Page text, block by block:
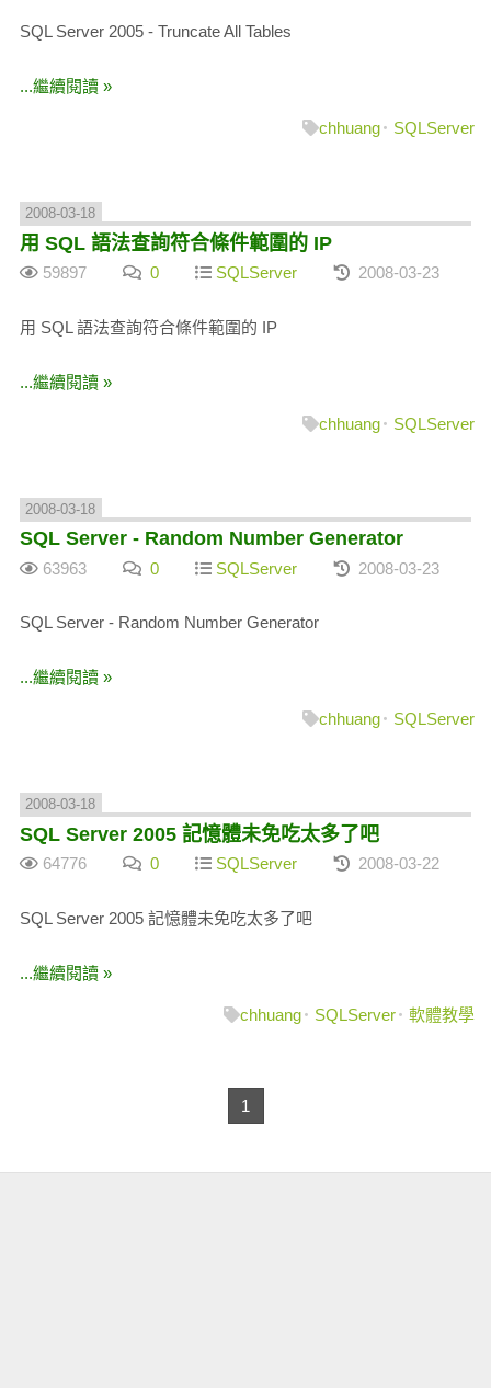
SQL Server 2005 - Truncate All Tables
...繼續閱讀 »
chhuang SQLServer
2008-03-18
用 SQL 語法查詢符合條件範圍的 IP
59897 0 SQLServer 2008-03-23
用 SQL 語法查詢符合條件範圍的 IP
...繼續閱讀 »
chhuang SQLServer
2008-03-18
SQL Server - Random Number Generator
63963 0 SQLServer 2008-03-23
SQL Server - Random Number Generator
...繼續閱讀 »
chhuang SQLServer
2008-03-18
SQL Server 2005 記憶體未免吃太多了吧
64776 0 SQLServer 2008-03-22
SQL Server 2005 記憶體未免吃太多了吧
...繼續閱讀 »
chhuang SQLServer 軟體教學
1